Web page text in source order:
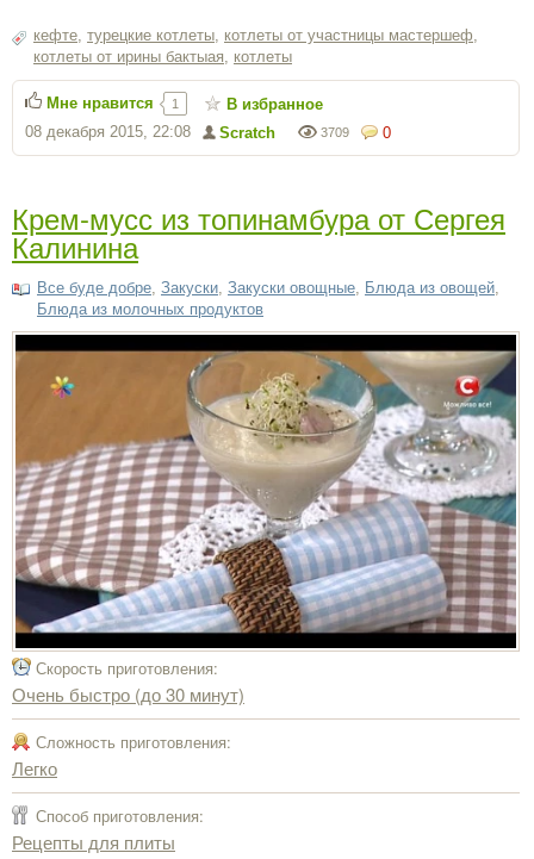
кефте турецкие котлеты котлеты от участницы мастершеф
котлеты от ирины бактыая
котлеты
0
3709
Scratch
08 декабря 2015, 22:08
Мне нравится 1 В избранное
Крем-мусс из топинамбура от Сергея
Калинина
Все буде добре Закуски Закуски овощные Блюда из овощей
Блюда из молочных продуктов
Скорость приготовления:
Очень быстро (до 30 минут)
Сложность приготовления:
Легко
Способ приготовления:
Рецепты для плиты